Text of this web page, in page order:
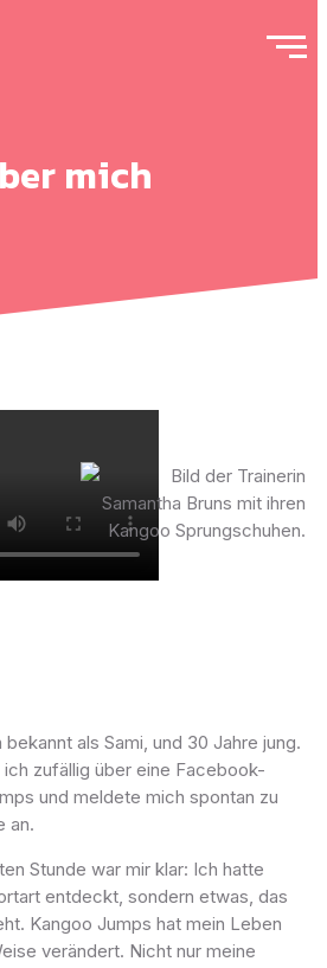
mich
als Sami, und 30 Jahre jung.
zufällig über eine Facebook-
und meldete mich spontan zu
an.
Stunde war mir klar: Ich hatte
entdeckt, sondern etwas, das
Kangoo Jumps hat mein Leben
verändert. Nicht nur meine